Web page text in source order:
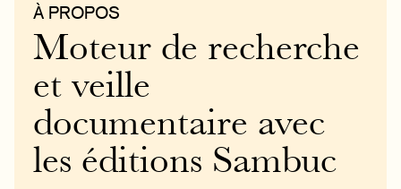
À PROPOS
Moteur de recherche
et veille
documentaire avec
les éditions Sambuc